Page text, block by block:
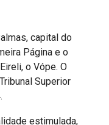
capital do
Página e o
o Vópe. O
Superior
estimulada,